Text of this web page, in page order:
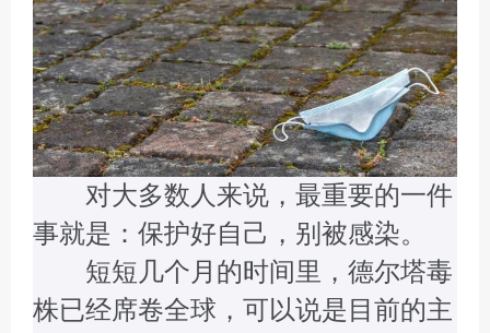
对大多数人来说，最重要的一件
事就是：保护好自己，别被感染。
短短几个月的时间里，德尔塔毒
株已经席卷全球，可以说是目前的主